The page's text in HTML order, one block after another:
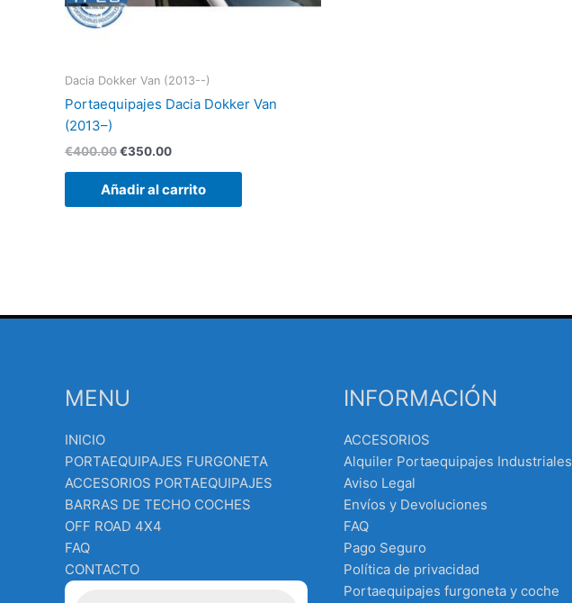
Dacia Dokker Van (2013--)
Portaequipajes Dacia Dokker Van
(2013–)
€400.00€350.00
Añadir al carrito
MENU
INICIO
PORTAEQUIPAJES FURGONETA
ACCESORIOS PORTAEQUIPAJES
BARRAS DE TECHO COCHES
OFF ROAD 4X4
FAQ
CONTACTO
INFORMACIÓN
ACCESORIOS
Alquiler Portaequipajes Industriales
Aviso Legal
Envíos y Devoluciones
FAQ
Pago Seguro
Política de privacidad
Portaequipajes furgoneta y coche